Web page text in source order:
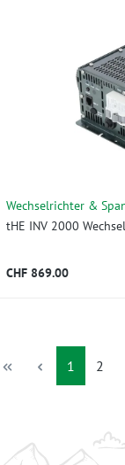
Wechselrichter &
tHE INV 2000
CHF 869.00
Seite
1 Seite
2